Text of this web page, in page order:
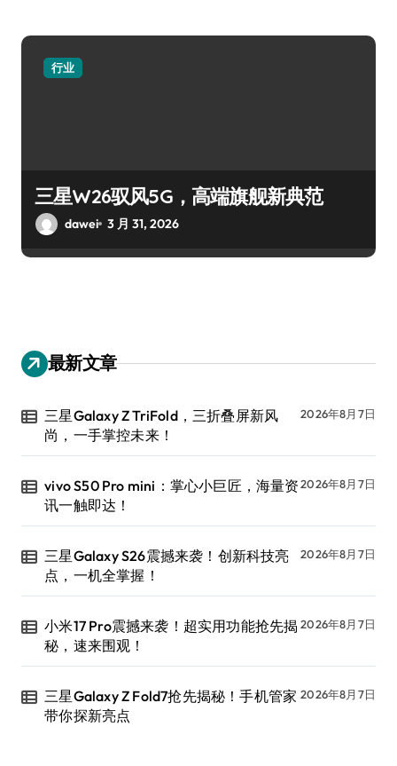
行业
三星W26驭风5G，高端旗舰新典范
dawei 3 月 31, 2026
最新文章
三星Galaxy Z TriFold，三折叠屏新风
尚，一手掌控未来！
2026年8月7日
vivo S50 Pro mini：掌心小巨匠，海量资
讯一触即达！
2026年8月7日
三星Galaxy S26震撼来袭！创新科技亮
点，一机全掌握！
2026年8月7日
小米17 Pro震撼来袭！超实用功能抢先揭
秘，速来围观！
2026年8月7日
三星Galaxy Z Fold7抢先揭秘！手机管家
带你探新亮点
2026年8月7日